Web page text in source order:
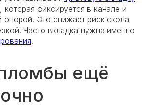
фиксируется в канале и
опорой. Это снижает риск скола
Часто вкладка нужна именно
.
ещё